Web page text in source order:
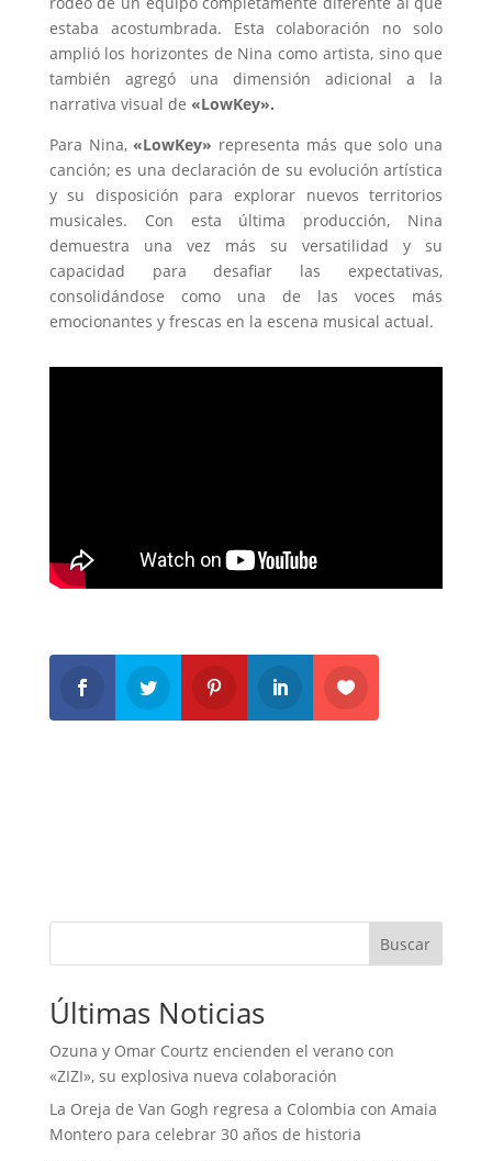
estaba acostumbrada. Esta colaboración no solo
amplió los horizontes de Nina como artista, sino que
también agregó una dimensión adicional a la
narrativa visual de «LowKey».
Para Nina, «LowKey» representa más que solo una
canción; es una declaración de su evolución artística
y su disposición para explorar nuevos territorios
musicales. Con esta última producción, Nina
demuestra una vez más su versatilidad y su
capacidad para desafiar las expectativas,
consolidándose como una de las voces más
emocionantes y frescas en la escena musical actual.
Buscar
Últimas Noticias
Ozuna y Omar Courtz encienden el verano con
«ZIZI», su explosiva nueva colaboración
La Oreja de Van Gogh regresa a Colombia con Amaia
Montero para celebrar 30 años de historia